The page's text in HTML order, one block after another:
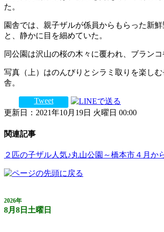
た。
園舎では、親子ザルが係員からもらった新
と、静かに目を細めていた。
同公園は沢山の桜の木々に覆われ、ブラン
写真（上）はのんびりとシラミ取りを楽し
舎。
Tweet
更新日：2021年10月19日 火曜日 00:00
関連記事
２匹の子ザル人気♪丸山公園～橋本市４月か
2026年
8月8日土曜日